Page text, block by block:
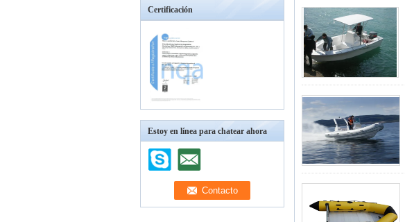
Certificación
Estoy en línea para chatear ahora